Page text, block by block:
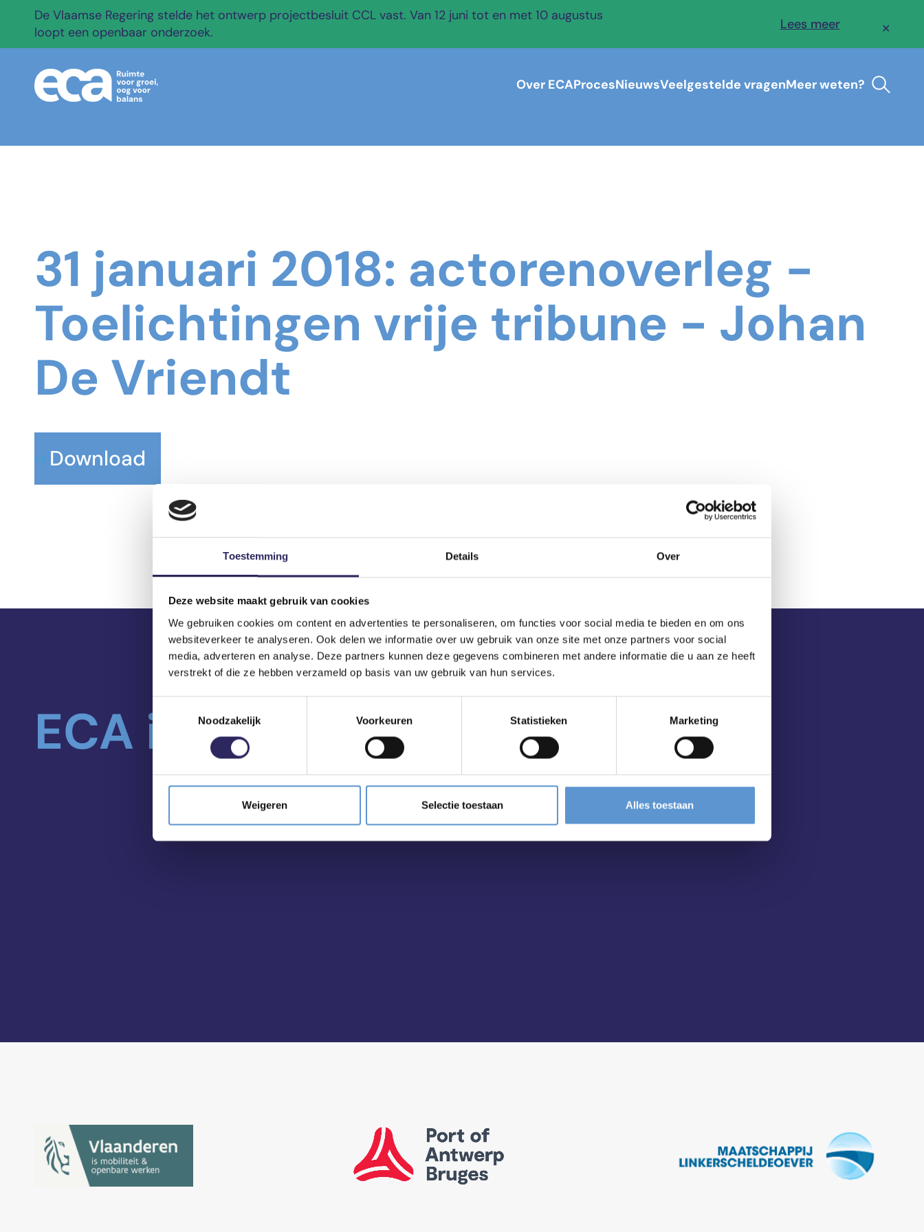
Toestemming Details Over
Deze website maakt gebruik van cookies
We gebruiken cookies om content en advertenties te personaliseren, om functies voor social media te bieden en om ons
websiteverkeer te analyseren. Ook delen we informatie over uw gebruik van onze site met onze partners voor social
media, adverteren en analyse. Deze partners kunnen deze gegevens combineren met andere informatie die u aan ze heeft
verstrekt of die ze hebben verzameld op basis van uw gebruik van hun services.
Noodzakelijk
Voorkeuren Statistieken Marketing
Weigeren Selectie toestaan Alles toestaan
De Vlaamse Regering stelde het ontwerp projectbesluit CCL vast. Van 12 juni tot en met 10 augustus
loopt een openbaar onderzoek.
Lees meer ✕
Over ECAProcesNieuwsVeelgestelde vragenMeer weten?
31 januari 2018: actorenoverleg -
Toelichtingen vrije tribune - Johan
De Vriendt
Download
ECA in je mailbox?